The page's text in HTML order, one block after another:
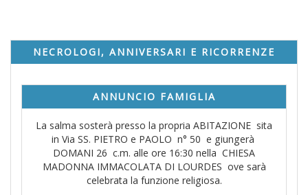
NECROLOGI, ANNIVERSARI E RICORRENZE
ANNUNCIO FAMIGLIA
La salma sosterà presso la propria ABITAZIONE sita
in Via SS. PIETRO e PAOLO n° 50 e giungerà
DOMANI 26 c.m. alle ore 16:30 nella CHIESA
MADONNA IMMACOLATA DI LOURDES ove sarà
celebrata la funzione religiosa.